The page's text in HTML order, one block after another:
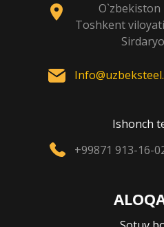
O`zbekiston
Toshkent
Ishonch
+99871 913-16-